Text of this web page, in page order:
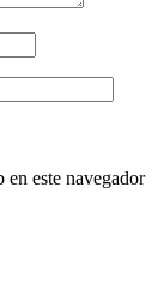
este navegador